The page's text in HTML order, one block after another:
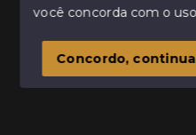
© Copyright 2026 - Cris
SITE PARA IMOBILIARIA
você concorda com o
Concordo,